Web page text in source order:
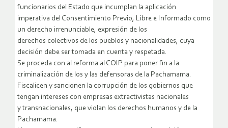
funcionarios del Estado que incumplan la aplicación
imperativa del Consentimiento Previo, Libre e Informado como
un derecho irrenunciable, expresión de los
derechos colectivos de los pueblos y nacionalidades, cuya
decisión debe ser tomada en cuenta y respetada.
Se proceda con al reforma al COIP para poner fin a la
criminalización de los y las defensoras de la Pachamama.
Fiscalicen y sancionen la corrupción de los gobiernos que
tengan intereses con empresas extractivistas nacionales
y transnacionales, que violan los derechos humanos y de la
Pachamama.